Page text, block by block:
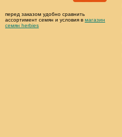
перед заказом удобно сравнить
ассортимент семян и условия в магазин
семян herbies